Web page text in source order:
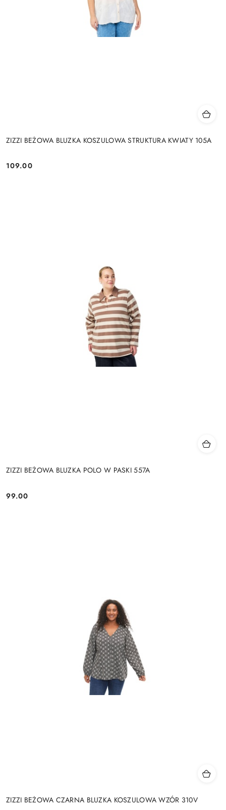
ZIZZI BEŻOWA BLUZKA KOSZULOWA STRUKTURA KWIATY 105A
Cena:
109.00
ZIZZI BEŻOWA BLUZKA POLO W PASKI 557A
Cena:
99.00
ZIZZI BEŻOWA CZARNA BLUZKA KOSZULOWA WZÓR 310V